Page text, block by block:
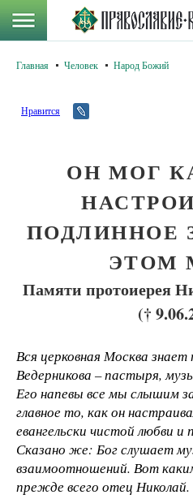
Главная Человек Народ Божий
Нравится
ОН МОГ
ПОДЛИННОЕ
ЭТОМ
Памяти протоиерея
(†
Вся церковная Москва
Ведерникова – пастыря,
Его напевы все мы слышим
главное то, как он
евангельски чистой любви и
Сказано же: Бог слушает
взаимоотношений. Вот
прежде всего отец Николай.